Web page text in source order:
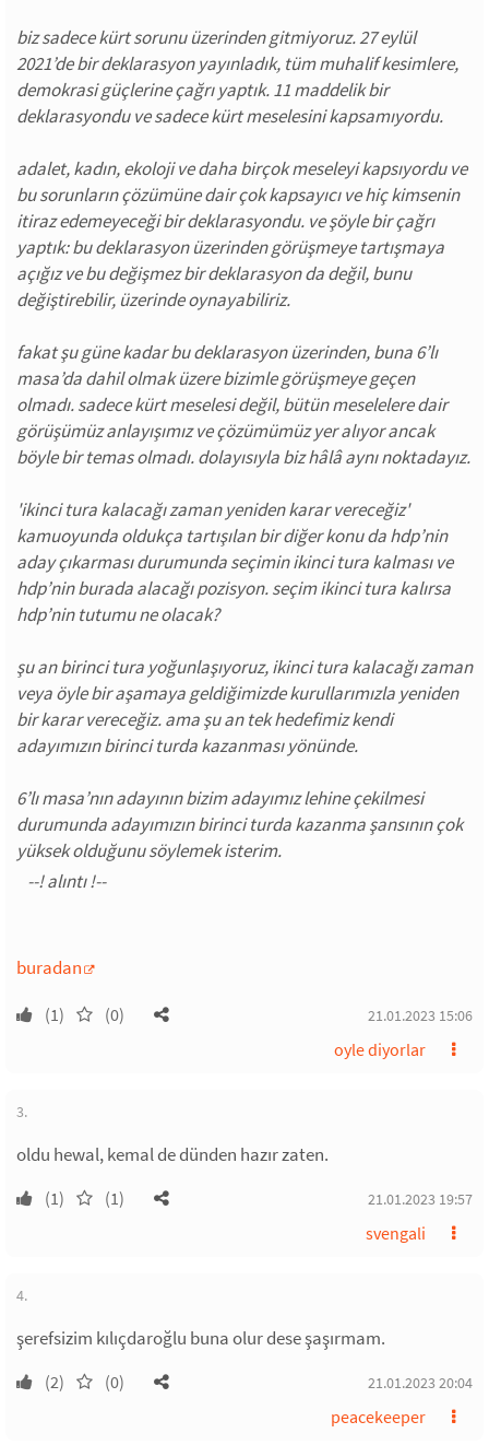
biz sadece kürt sorunu üzerinden gitmiyoruz. 27 eylül
2021’de bir deklarasyon yayınladık, tüm muhalif kesimlere,
demokrasi güçlerine çağrı yaptık. 11 maddelik bir
deklarasyondu ve sadece kürt meselesini kapsamıyordu.
adalet, kadın, ekoloji ve daha birçok meseleyi kapsıyordu ve
bu sorunların çözümüne dair çok kapsayıcı ve hiç kimsenin
itiraz edemeyeceği bir deklarasyondu. ve şöyle bir çağrı
yaptık: bu deklarasyon üzerinden görüşmeye tartışmaya
açığız ve bu değişmez bir deklarasyon da değil, bunu
değiştirebilir, üzerinde oynayabiliriz.
fakat şu güne kadar bu deklarasyon üzerinden, buna 6’lı
masa’da dahil olmak üzere bizimle görüşmeye geçen
olmadı. sadece kürt meselesi değil, bütün meselelere dair
görüşümüz anlayışımız ve çözümümüz yer alıyor ancak
böyle bir temas olmadı. dolayısıyla biz hâlâ aynı noktadayız.
'ikinci tura kalacağı zaman yeniden karar vereceğiz'
kamuoyunda oldukça tartışılan bir diğer konu da hdp’nin
aday çıkarması durumunda seçimin ikinci tura kalması ve
hdp’nin burada alacağı pozisyon. seçim ikinci tura kalırsa
hdp’nin tutumu ne olacak?
şu an birinci tura yoğunlaşıyoruz, ikinci tura kalacağı zaman
veya öyle bir aşamaya geldiğimizde kurullarımızla yeniden
bir karar vereceğiz. ama şu an tek hedefimiz kendi
adayımızın birinci turda kazanması yönünde.
6’lı masa’nın adayının bizim adayımız lehine çekilmesi
durumunda adayımızın birinci turda kazanma şansının çok
yüksek olduğunu söylemek isterim.
buradan
(1) (0) 21.01.2023 15:06
oyle diyorlar
3.
oldu hewal, kemal de dünden hazır zaten.
(1) (1) 21.01.2023 19:57
svengali
4.
şerefsizim kılıçdaroğlu buna olur dese şaşırmam.
(2) (0) 21.01.2023 20:04
peacekeeper